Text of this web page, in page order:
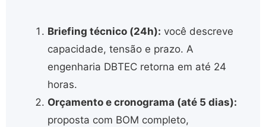
Briefing técnico (24h): você descreve
capacidade, tensão e prazo. A
engenharia DBTEC retorna em até 24
horas.
Orçamento e cronograma (até 5 dias):
proposta com BOM completo,